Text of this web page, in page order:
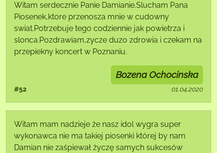
Witam serdecznie Panie Damianie.Slucham Pana
Piosenek,ktore przenosza mnie w cudowny
swiat.Potrzebuje tego codziennie jak powietrza i
slonca.Pozdrawiam,zycze duzo zdrowia i czekam na
przepiekny koncert w Poznaniu.
#52
Bozena Ochocinska
01.04.2020
Witam mam nadzieje że nasz idol wygra super
wykonawca nie ma takiej piosenki której by nam
Damian nie zaśpiewał życzę samych sukcesów